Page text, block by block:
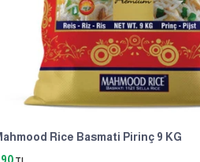
Rice Basmati Pirinç 9 KG